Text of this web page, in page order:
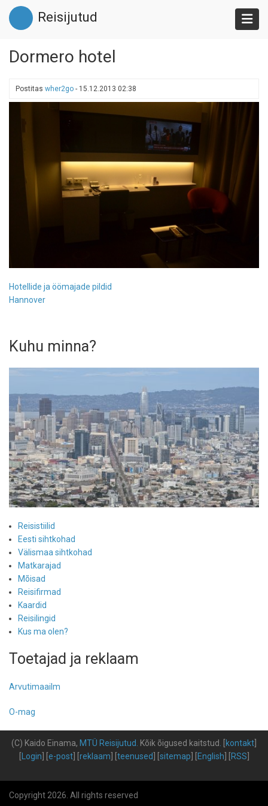
Liigu
edasi
põhisisu
Reisijutud
Dormero hotel
Postitas wher2go - 15.12.2013 02:38
Hotellide ja öömajade pildid
Hannover
Kuhu minna?
Reisistiilid
Eesti sihtkohad
Välismaa sihtkohad
Matkarajad
Mõisad
Reisifirmad
Kaardid
Reisilingid
Kus ma olen?
Toetajad ja reklaam
Arvutimaailm
O-mag
(C) Kaido Einama, MTÜ Reisijutud Kõik õigused kaitstud kontakt
Login e-post] [ reklaam teenused sitemap English RSS
Copyright 2026. All rights reserved